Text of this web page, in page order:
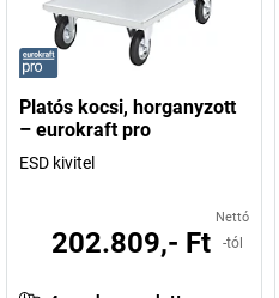
Platós kocsi, horganyzott
– eurokraft pro
ESD kivitel
Nettó
202.809,- Ft -tól